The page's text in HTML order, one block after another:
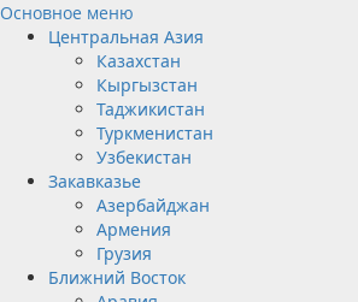
Основное меню
Центральная Азия
Казахстан
Кыргызстан
Таджикистан
Туркменистан
Узбекистан
Закавказье
Азербайджан
Армения
Грузия
Ближний Восток